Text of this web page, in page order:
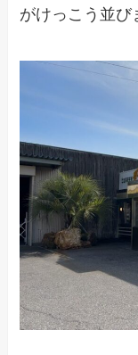
がけっこう並び